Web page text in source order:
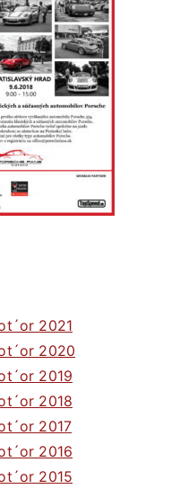
2021
2020
2019
2018
2017
2016
2015